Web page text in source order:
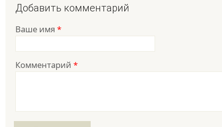
Добавить комментарий
Ваше имя *
Комментарий *